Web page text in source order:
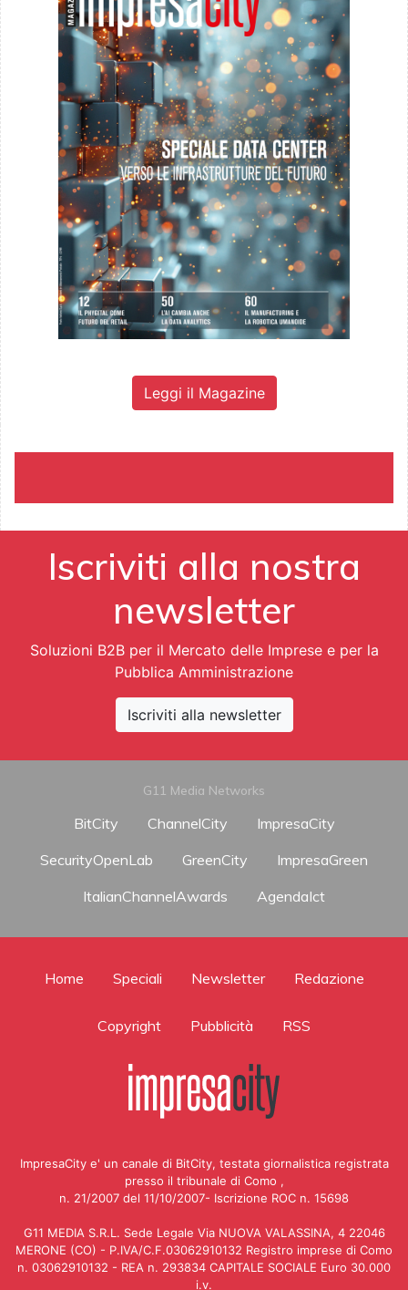
Leggi il Magazine
Iscriviti alla nostra
newsletter
Soluzioni B2B per il Mercato delle Imprese e per la
Pubblica Amministrazione
Iscriviti alla newsletter
G11 Media Networks
BitCity ChannelCity
ImpresaCity
SecurityOpenLab
GreenCity
ImpresaGreen
ItalianChannelAwards
AgendaIct
Home Speciali Newsletter Redazione
Copyright Pubblicità RSS
ImpresaCity e' un canale di BitCity, testata giornalistica registrata
presso il tribunale di Como ,
n. 21/2007 del 11/10/2007- Iscrizione ROC n. 15698
G11 MEDIA S.R.L. Sede Legale Via NUOVA VALASSINA, 4 22046
MERONE (CO) - P.IVA/C.F.03062910132 Registro imprese di Como
n. 03062910132 - REA n. 293834 CAPITALE SOCIALE Euro 30.000
i.v.